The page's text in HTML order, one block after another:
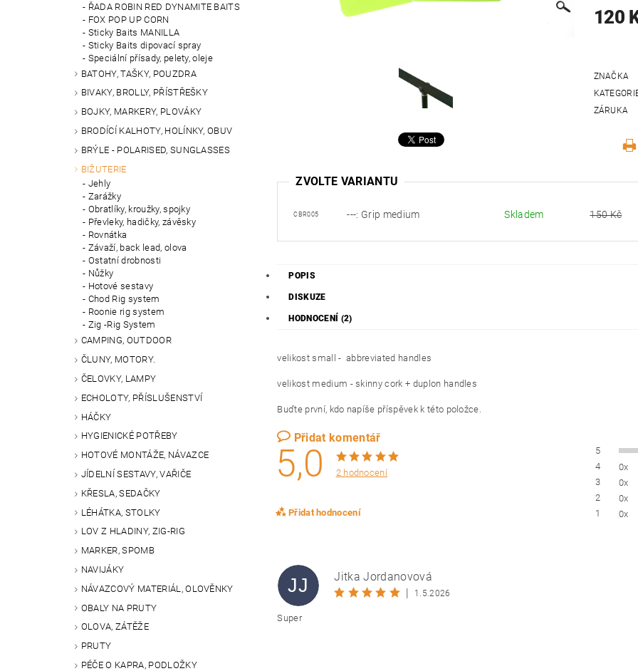
ŘADA ROBIN RED DYNAMITE BAITS
FOX POP UP CORN
Sticky Baits MANILLA
Sticky Baits dipovací spray
Speciální přísady, pelety, oleje
BATOHY, TAŠKY, POUZDRA
BIVAKY, BROLLY, PŘÍSTŘEŠKY
BOJKY, MARKERY, PLOVÁKY
BRODÍCÍ KALHOTY, HOLÍNKY, OBUV
BRÝLE - POLARISED, SUNGLASSES
BIŽUTERIE
Jehly
Zarážky
Obratlíky, kroužky, spojky
Převleky, hadičky, závěsky
Rovnátka
Závaží, back lead, olova
Ostatní drobnosti
Nůžky
Hotové sestavy
Chod Rig system
Roonie rig system
Zig -Rig System
CAMPING, OUTDOOR
ČLUNY, MOTORY.
ČELOVKY, LAMPY
ECHOLOTY, PŘÍSLUŠENSTVÍ
HÁČKY
HYGIENICKÉ POTŘEBY
HOTOVÉ MONTÁŽE, NÁVAZCE
JÍDELNÍ SESTAVY, VAŘIČE
KŘESLA, SEDAČKY
LÉHÁTKA, STOLKY
LOV Z HLADINY, ZIG-RIG
MARKER, SPOMB
NAVIJÁKY
NÁVAZCOVÝ MATERIÁL, OLOVĚNKY
OBALY NA PRUTY
OLOVA, ZÁTĚŽE
PRUTY
PÉČE O KAPRA, PODLOŽKY
120
ZNAČKA
ZÁRUKA
ZVOLTE VARIANTU
CBR005 ---: Grip medium Skladem 150 Kč
POPIS
DISKUZE
HODNOCENÍ (2)
velikost small - abbreviated handles
velikost medium - skinny cork + duplon handles
Buďte první, kdo napíše příspěvek k této položce.
Přidat komentář
5,0 2 hodnocení
Přidat hodnocení
5
4
0x
3
0x
2
0x
1
0x
JJ
Jitka Jordanovová
1.5.2026
Super